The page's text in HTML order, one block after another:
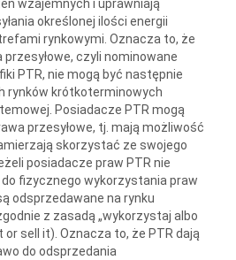
wzajemnych i uprawniają
określonej ilości energii
rynkowymi. Oznacza to, że
czyli nominowane
PTR, nie mogą być następnie
rynków krótkoterminowych
Posiadacze PTR mogą
przesyłowe, tj. mają możliwość
skorzystać ze swojego
posiadacze praw PTR nie
fizycznego wykorzystania praw
odsprzedawane na rynku
z zasadą „wykorzystaj albo
or sell it). Oznacza to, że PTR dają
do odsprzedania